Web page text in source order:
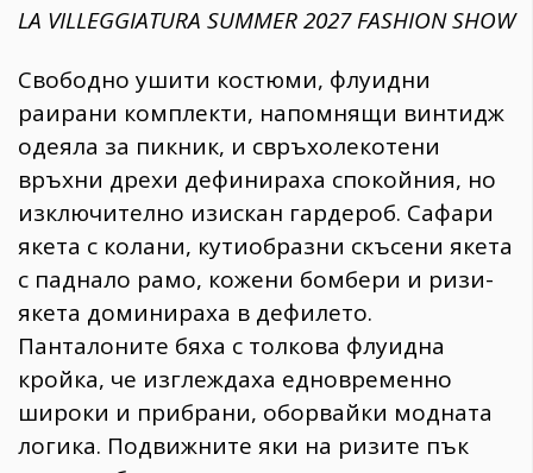
LA VILLEGGIATURA SUMMER 2027 FASHION SHOW
​Свободно ушити костюми, флуидни
раирани комплекти, напомнящи винтидж
одеяла за пикник, и свръхолекотени
връхни дрехи дефинираха спокойния, но
изключително изискан гардероб. Сафари
якета с колани, кутиобразни скъсени якета
с паднало рамо, кожени бомбери и ризи-
якета доминираха в дефилето.
Панталоните бяха с толкова флуидна
кройка, че изглеждаха едновременно
широки и прибрани, оборвайки модната
логика. Подвижните яки на ризите пък